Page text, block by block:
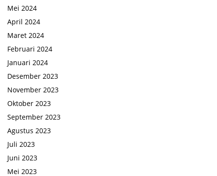
Mei 2024
April 2024
Maret 2024
Februari 2024
Januari 2024
Desember 2023
November 2023
Oktober 2023
September 2023
Agustus 2023
Juli 2023
Juni 2023
Mei 2023